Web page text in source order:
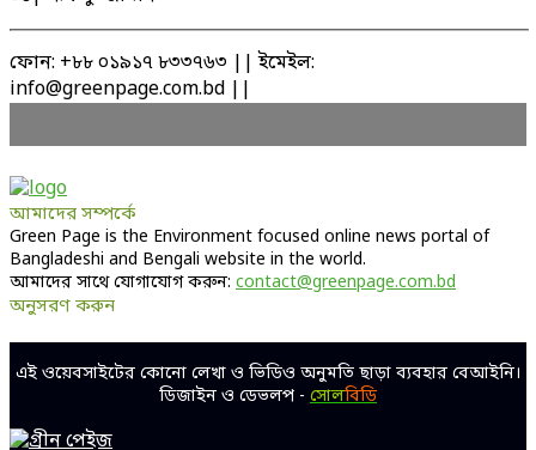
ফোন: +৮৮ ০১৯১৭ ৮৩৩৭৬৩ || ইমেইল:
info@greenpage.com.bd ||
আমাদের সম্পর্কে
Green Page is the Environment focused online news portal of
Bangladeshi and Bengali website in the world.
আমাদের সাথে যোগাযোগ করুন: contact@greenpage.com.bd
অনুসরণ করুন
এই ওয়েবসাইটের কোনো লেখা ও ভিডিও অনুমতি ছাড়া ব্যবহার বেআইনি।
ডিজাইন ও ডেভলপ - সোলবিডি